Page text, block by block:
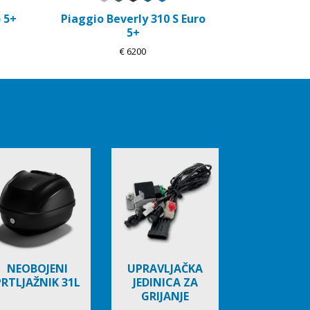
Piaggio Beverly 310 S Euro
5+
€ 6200
NEOBOJENI
31L
UPRAVLJAČKA
JEDINICA ZA
GRIJANJE